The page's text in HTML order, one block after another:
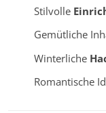
Stilvolle
Gemütliche
Winterliche
Romantische